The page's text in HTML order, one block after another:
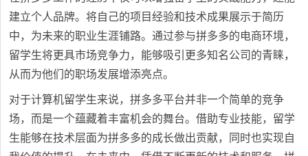
建立个人品牌。将自己的项目经验和技术成果展示于简历
中，为未来的职业生涯铺路。通过参与拼多多的电商环境，
留学生将更具市场竞争力，能够吸引更多知名公司的青睐，
从而为他们的职场发展增添亮点。
对于计算机留学生来说，拼多多平台并非一个简单的竞争
场，而是一个蕴藏着丰富机会的舞台。借助专业技能，留学
生能够在技术层面为拼多多的成长做出贡献，同时也实现自